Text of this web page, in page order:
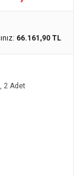
66.161,90 TL
2 Adet